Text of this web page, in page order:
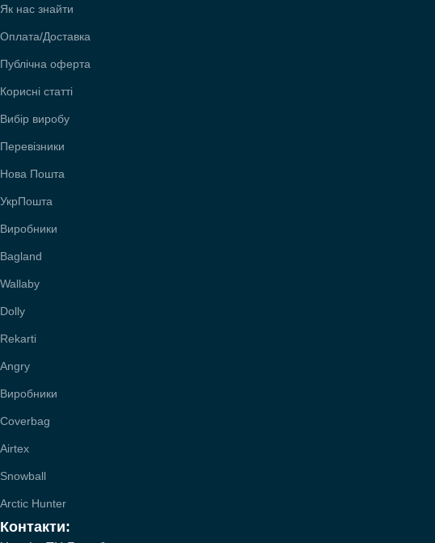
Як нас знайти
Оплата/Доставка
Публічна оферта
Корисні статті
Вибір виробу
Перевізники
Нова Пошта
УкрПошта
Виробники
Bagland
Wallaby
Dolly
Rekarti
Angry
Виробники
Coverbag
Airtex
Snowball
Arctic Hunter
Контакти: